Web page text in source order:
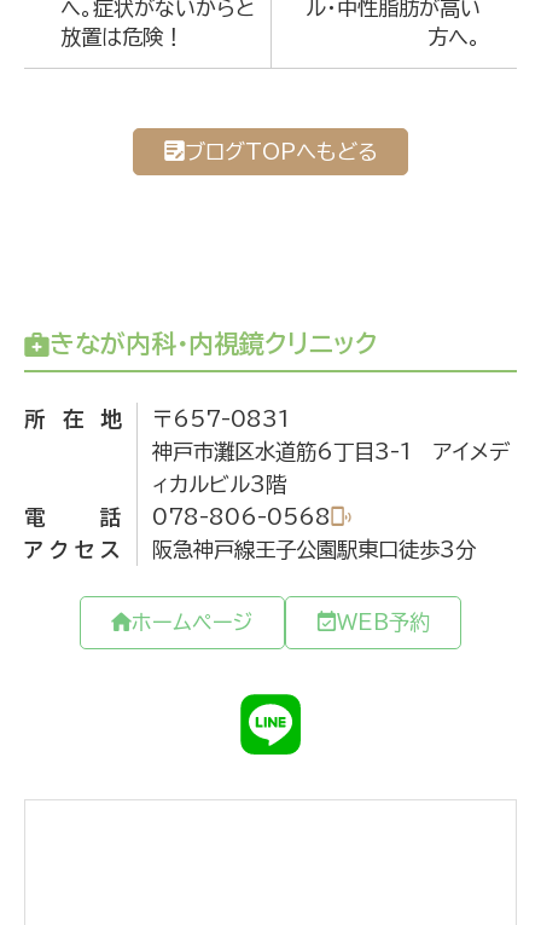
へ。症状がないからと
放置は危険！
ル・中性脂肪が高い
方へ。
ブログTOPへもどる
きなが内科・内視鏡クリニック
所在地
〒657-0831
神戸市灘区水道筋6丁目3-1 アイメデ
ィカルビル3階
電話
078-806-0568
アクセス
阪急神戸線王子公園駅東口徒歩3分
ホームページ WEB予約